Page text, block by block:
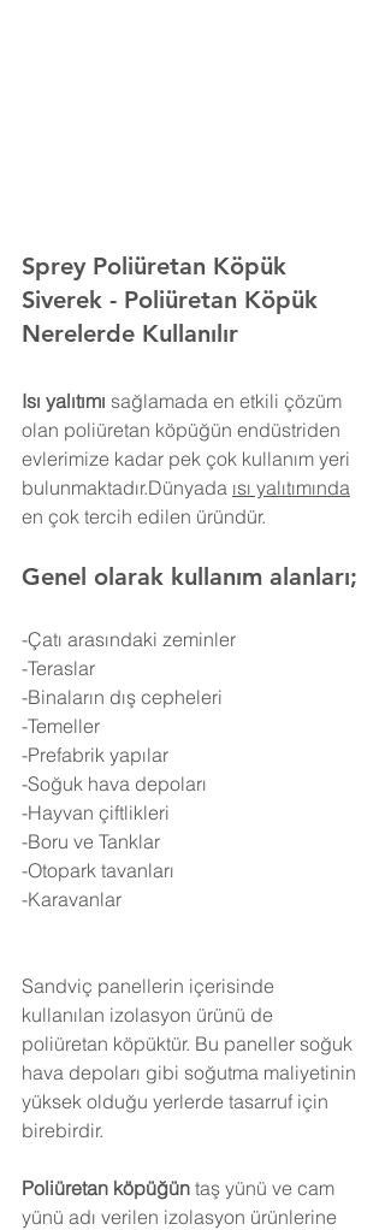
Sprey Poliüretan Köpük
Siverek - Poliüretan Köpük
Nerelerde Kullanılır
Isı yalıtımı sağlamada en etkili çözüm
olan poliüretan köpüğün endüstriden
evlerimize kadar pek çok kullanım yeri
bulunmaktadır.Dünyada ısı yalıtımında
en çok tercih edilen üründür.
Genel olarak kullanım alanları;
-Çatı arasındaki zeminler
-Teraslar
-Binaların dış cepheleri
-Temeller
-Prefabrik yapılar
-Soğuk hava depoları
-Hayvan çiftlikleri
-Boru ve Tanklar
-Otopark tavanları
-Karavanlar
Sandviç panellerin içerisinde
kullanılan izolasyon ürünü de
poliüretan köpüktür. Bu paneller soğuk
hava depoları gibi soğutma maliyetinin
yüksek olduğu yerlerde tasarruf için
birebirdir.
Poliüretan köpüğün taş yünü ve cam
yünü adı verilen izolasyon ürünlerine